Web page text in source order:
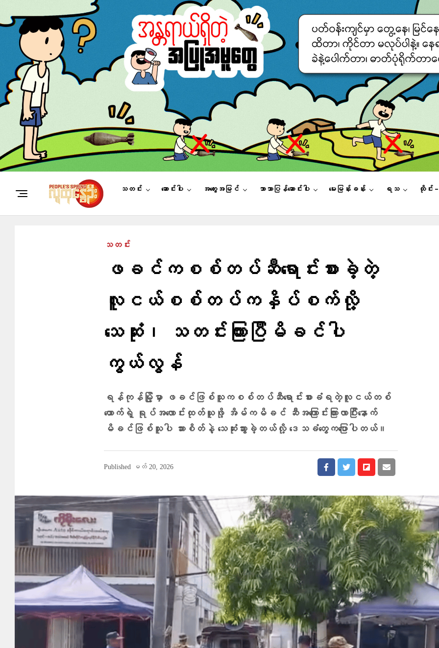
သတင်း ဆောင်းပါး အတွေးအမြင် ဘာသာပြန်ဆောင်းပါး မေးမြန်းခန်း ရသ ထိုင်း –
သတင်း
ဖခင်ကစစ်တပ်ဆီ​ရောင်းစားခဲ့တဲ့
လူငယ်စစ်တပ်ကနှိပ်စက်လို့​
သေဆုံး၊ သတင်းကြားပြီမိခင်ပါ
ကွယ်လွန်
ရန်ကုန်မြို့မှာ ဖခင်ဖြစ်သူကစစ်တပ်ဆီရောင်းစားခံရတဲ့လူငယ်တစ်
ယောက်ရဲ့ ရုပ်အ​လောင်းထုတ်ယူဖို့ အိမ်ကမိခင် ဆီအကြောင်းကြားလာပြီး‌နောက်
မိခင်ဖြစ်သူပါ သားစိတ်နဲ့ ​သေဆုံးသွားခဲ့တယ်လို့ ဒေသခံတွေကပြောပါတယ်။
Published မတ် 20, 2026